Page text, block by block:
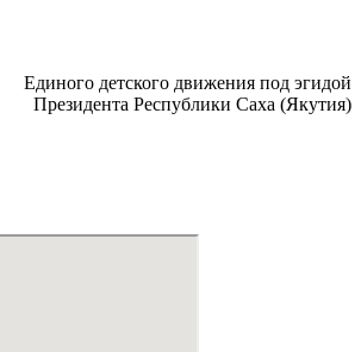
Единого детского движения под эгидой
Президента Республики Саха (Якутия)